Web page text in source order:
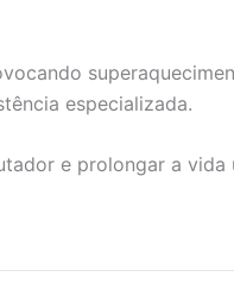
especializada.
e prolongar a vida